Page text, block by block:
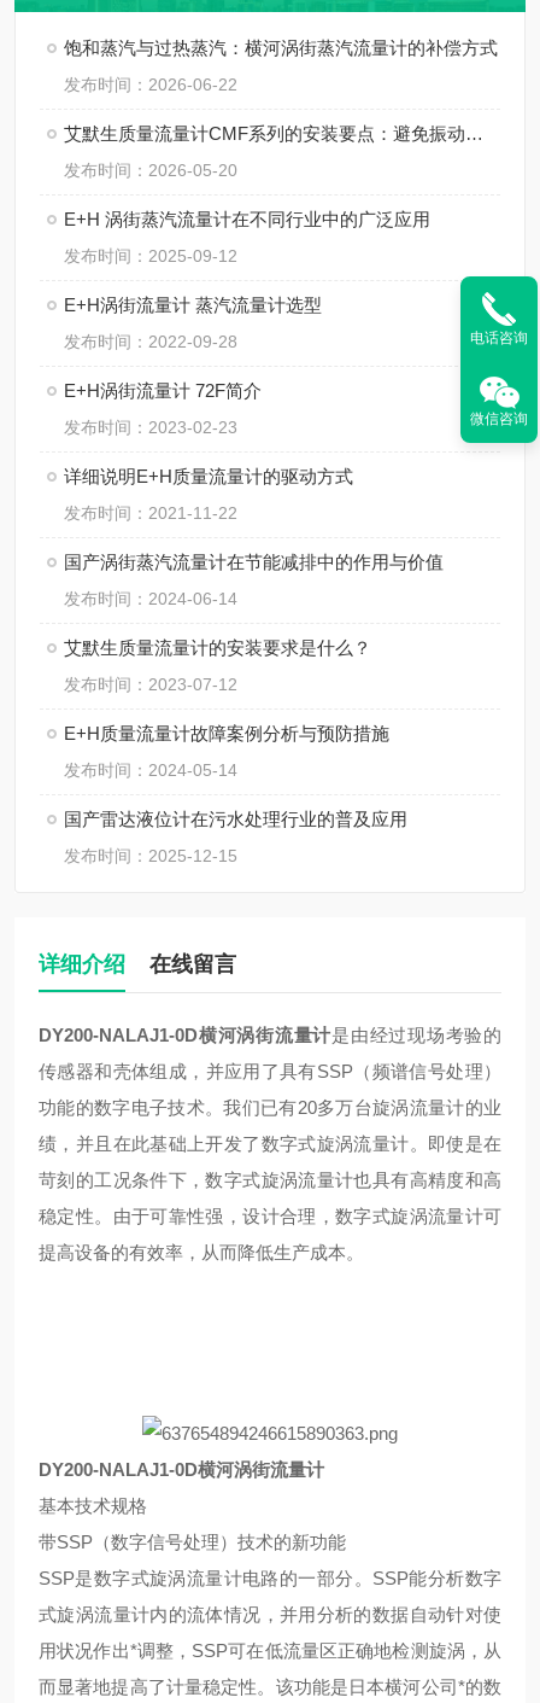
饱和蒸汽与过热蒸汽：横河涡街蒸汽流量计的补偿方式
发布时间：2026-06-22
艾默生质量流量计CMF系列的安装要点：避免振动、应力与两相流干扰
发布时间：2026-05-20
E+H 涡街蒸汽流量计在不同行业中的广泛应用
发布时间：2025-09-12
E+H涡街流量计 蒸汽流量计选型
发布时间：2022-09-28
E+H涡街流量计 72F简介
发布时间：2023-02-23
详细说明E+H质量流量计的驱动方式
发布时间：2021-11-22
国产涡街蒸汽流量计在节能减排中的作用与价值
发布时间：2024-06-14
艾默生质量流量计的安装要求是什么？
发布时间：2023-07-12
E+H质量流量计故障案例分析与预防措施
发布时间：2024-05-14
国产雷达液位计在污水处理行业的普及应用
发布时间：2025-12-15
详细介绍 在线留言
DY200-NALAJ1-0D横河涡街流量计是由经过现场考验的
传感器和壳体组成，并应用了具有SSP（频谱信号处理）
功能的数字电子技术。我们已有20多万台旋涡流量计的业
绩，并且在此基础上开发了数字式旋涡流量计。即使是在
苛刻的工况条件下，数字式旋涡流量计也具有高精度和高
稳定性。由于可靠性强，设计合理，数字式旋涡流量计可
提高设备的有效率，从而降低生产成本。
DY200-NALAJ1-0D横河涡街流量计
基本技术规格
带SSP（数字信号处理）技术的新功能
SSP是数字式旋涡流量计电路的一部分。SSP能分析数字
式旋涡流量计内的流体情况，并用分析的数据自动针对使
用状况作出*调整，SSP可在低流量区正确地检测旋涡，从
而显著地提高了计量稳定性。该功能是日本横河公司*的数
电话咨询
微信咨询